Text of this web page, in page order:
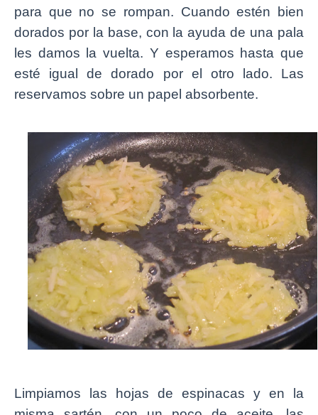
para que no se rompan. Cuando estén bien
dorados por la base, con la ayuda de una pala
les damos la vuelta. Y esperamos hasta que
esté igual de dorado por el otro lado. Las
reservamos sobre un papel absorbente.
Limpiamos las hojas de espinacas y en la